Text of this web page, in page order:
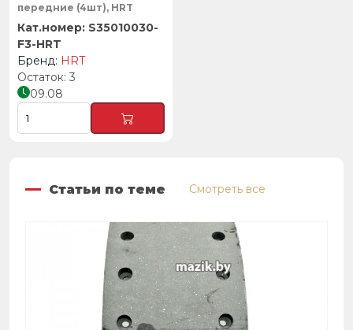
передние (4шт), HRT
S35010030-
F3-HRT
HRT
3
09.08
Статьи по теме Смотреть все